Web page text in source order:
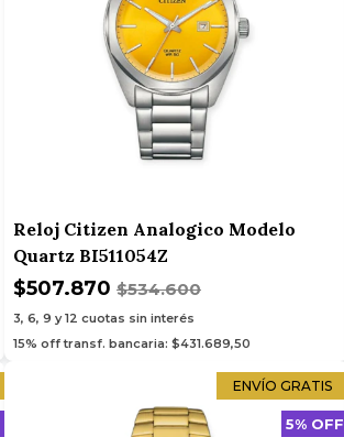
Reloj Citizen Analogico Modelo
Quartz BI511054Z
$507.870 $534.600
3, 6, 9 y 12 cuotas sin interés
15% off transf. bancaria: $431.689,50
ENVÍO GRATIS
5% OFF